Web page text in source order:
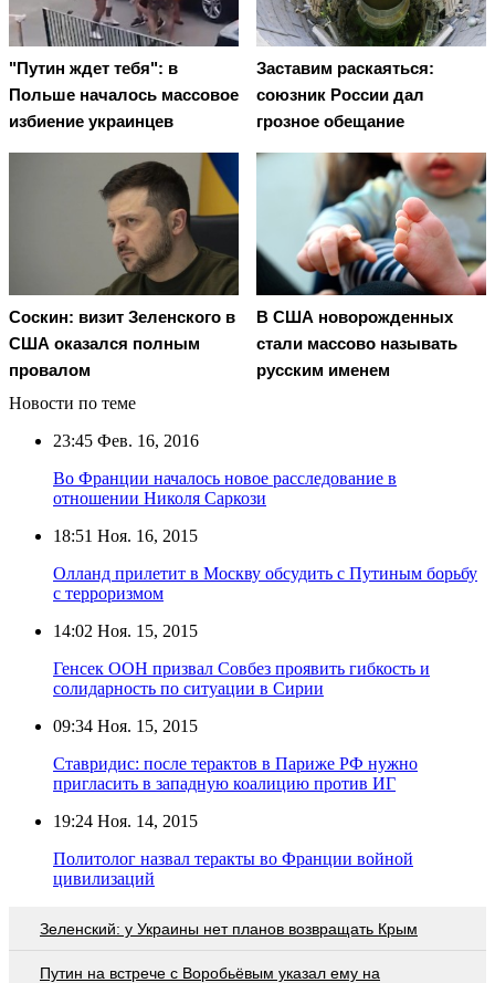
"Путин ждет тебя": в
Польше началось массовое
избиение украинцев
Заставим раскаяться:
союзник России дал
грозное обещание
Соскин: визит Зеленского в
США оказался полным
провалом
В США новорожденных
стали массово называть
русским именем
Новости по теме
23:45 Фев. 16, 2016
Во Франции началось новое расследование в
отношении Николя Саркози
18:51 Ноя. 16, 2015
Олланд прилетит в Москву обсудить с Путиным борьбу
с терроризмом
14:02 Ноя. 15, 2015
Генсек ООН призвал Совбез проявить гибкость и
солидарность по ситуации в Сирии
09:34 Ноя. 15, 2015
Ставридис: после терактов в Париже РФ нужно
пригласить в западную коалицию против ИГ
19:24 Ноя. 14, 2015
Политолог назвал теракты во Франции войной
цивилизаций
Зеленский: у Украины нет планов возвращать Крым
Путин на встрече с Воробьёвым указал ему на